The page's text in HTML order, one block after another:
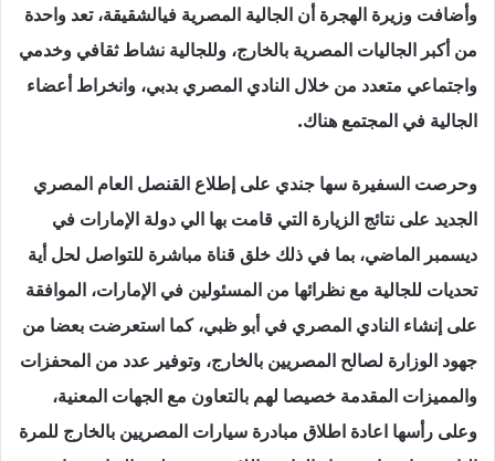
وأضافت وزيرة الهجرة أن الجالية المصرية فيالشقيقة، تعد واحدة
من أكبر الجاليات المصرية بالخارج، وللجالية نشاط ثقافي وخدمي
واجتماعي متعدد من خلال النادي المصري بدبي، وانخراط أعضاء
الجالية في المجتمع هناك.
وحرصت السفيرة سها جندي على إطلاع القنصل العام المصري
الجديد على نتائج الزيارة التي قامت بها الي دولة الإمارات في
ديسمبر الماضي، بما في ذلك خلق قناة مباشرة للتواصل لحل أية
تحديات للجالية مع نظرائها من المسئولين في الإمارات، الموافقة
على إنشاء النادي المصري في أبو ظبي، كما استعرضت بعضا من
جهود الوزارة لصالح المصريين بالخارج، وتوفير عدد من المحفزات
والمميزات المقدمة خصيصا لهم بالتعاون مع الجهات المعنية،
وعلى رأسها اعادة اطلاق مبادرة سيارات المصريين بالخارج للمرة